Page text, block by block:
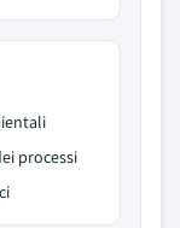
processi